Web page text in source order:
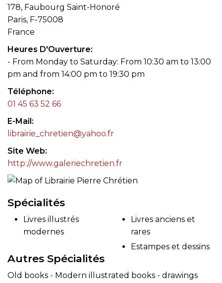
178, Faubourg Saint-Honoré
Paris, F-75008
France
Heures D'Ouverture
- From Monday to Saturday: From 10:30 am to 13:00
pm and from 14:00 pm to 19:30 pm
Téléphone
01 45 63 52 66
E-Mail
librairie_chretien@yahoo.fr
Site Web
http://www.galeriechretien.fr
Spécialités
Livres illustrés
modernes
Livres anciens et
rares
Estampes et dessins
Autres Spécialités
Old books - Modern illustrated books - drawings